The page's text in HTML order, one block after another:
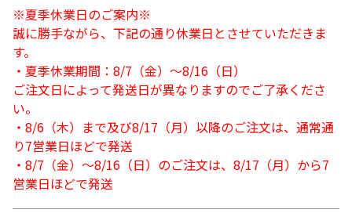
※夏季休業日のご案内※
誠に勝手ながら、下記の通り休業日とさせていただきま
す。
・夏季休業期間：8/7（金）～8/16（日）
ご注文日によって発送日が異なりますのでご了承くださ
い。
・8/6（木）まで及び8/17（月）以降のご注文は、通常通
り7営業日ほどで発送
・8/7（金）～8/16（日）のご注文は、8/17（月）から7
営業日ほどで発送